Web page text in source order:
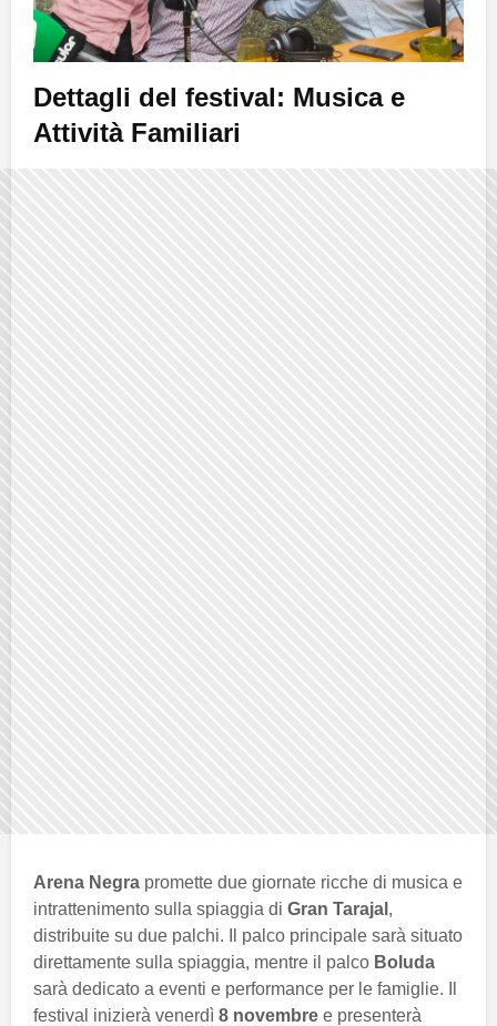
Dettagli del festival: Musica e
Attività Familiari
Arena Negra promette due giornate ricche di musica e
intrattenimento sulla spiaggia di Gran Tarajal ,
distribuite su due palchi. Il palco principale sarà situato
direttamente sulla spiaggia, mentre il palco Boluda
sarà dedicato a eventi e performance per le famiglie. Il
festival inizierà venerdì 8 novembre e presenterà